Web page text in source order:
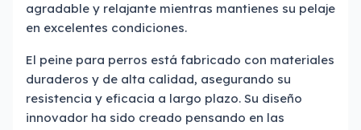
agradable y relajante mientras mantienes su pelaje
en excelentes condiciones.
El peine para perros está fabricado con materiales
duraderos y de alta calidad, asegurando su
resistencia y eficacia a largo plazo. Su diseño
innovador ha sido creado pensando en las